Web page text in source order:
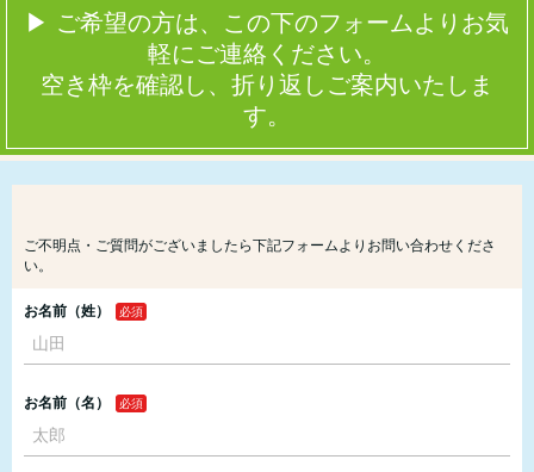
▶ ご希望の方は、この下のフォームよりお気
軽にご連絡ください。
空き枠を確認し、折り返しご案内いたしま
す。